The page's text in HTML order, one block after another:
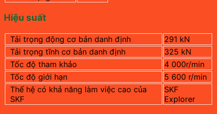
Hiệu suất
Tải trọng động cơ bản danh định
291 kN
Tải trọng tĩnh cơ bản danh định
325 kN
Tốc độ tham khảo
4 000r/min
Tốc độ giới hạn
5 600 r/min
Thế hệ có khả năng làm việc cao của
SKF
SKF
Explorer